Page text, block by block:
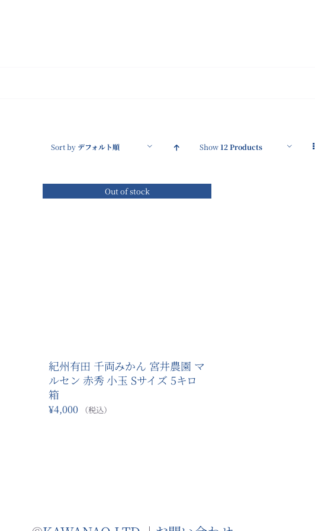
Sort by デフォルト順 Show12 Products
Out of stock
紀州有田 千両みかん 宮井農園 マ
ルセン 赤秀 小玉 Sサイズ 5キロ
箱
¥4,000 （税込）